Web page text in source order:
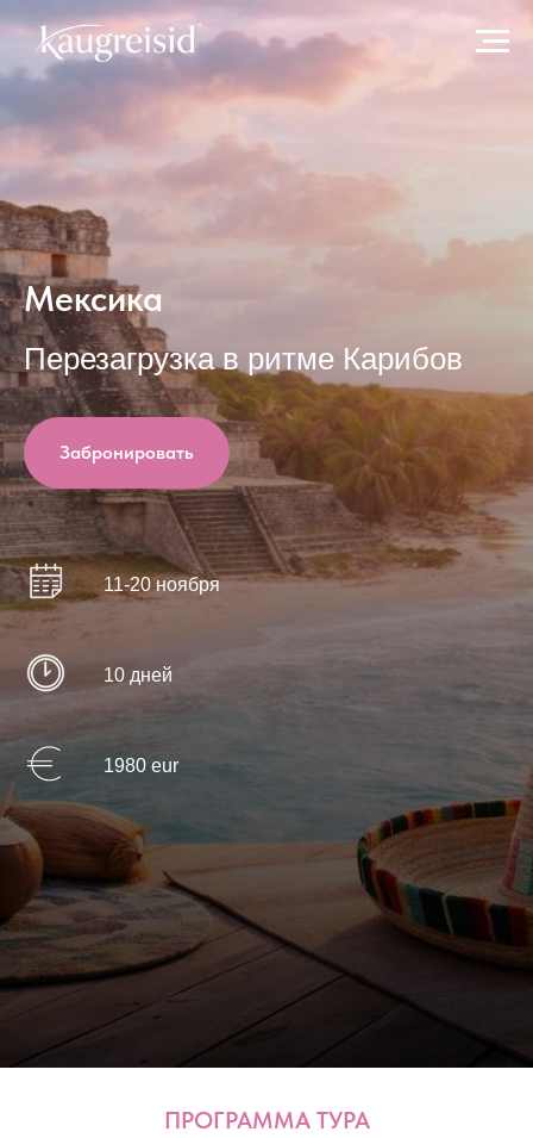
Мексика
Перезагрузка в ритме Карибов
Забронировать
11-20 ноября
10 дней
1980 eur
ПРОГРАММА ТУРА